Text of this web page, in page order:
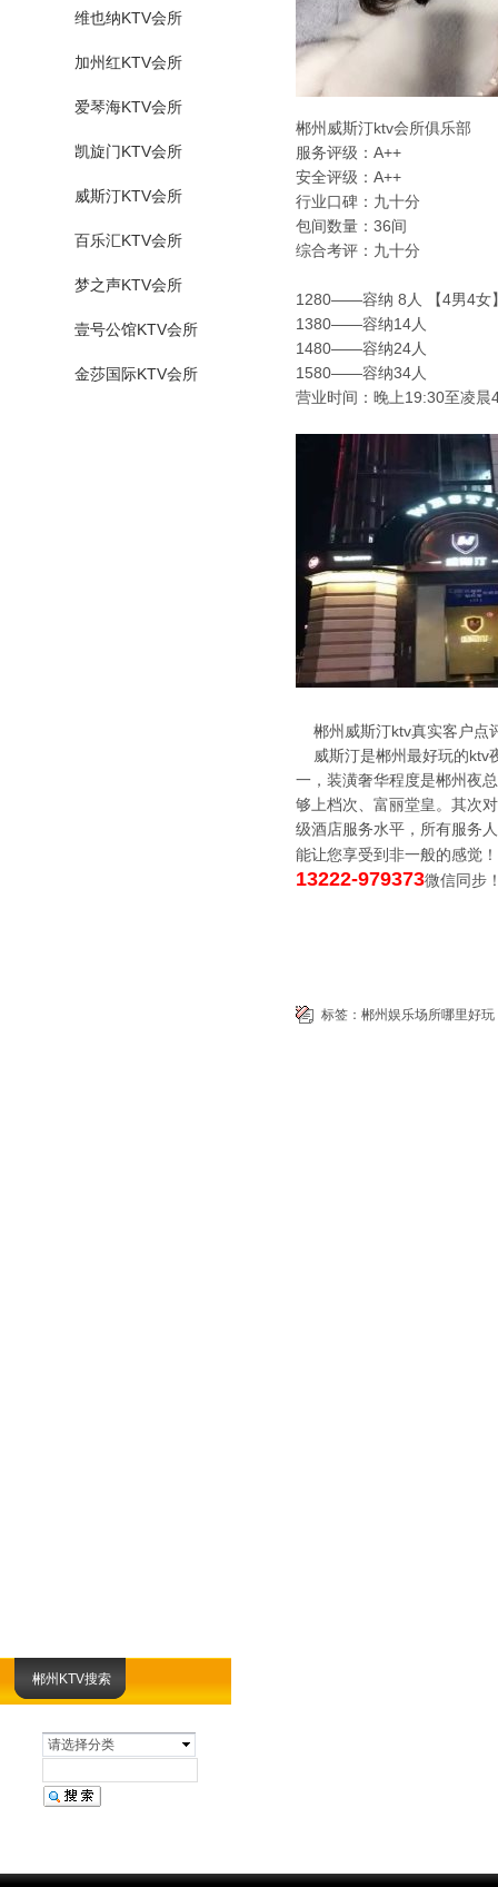
郴州KTV搜索
请选择分类
维也纳KTV会所
加州红KTV会所
爱琴海KTV会所
凯旋门KTV会所
威斯汀KTV会所
百乐汇KTV会所
梦之声KTV会所
壹号公馆KTV会所
金莎国际KTV会所
郴州威斯汀ktv会所俱乐部
服务评级：A++
安全评级：A++
行业口碑：九十分
包间数量：36间
综合考评：九十分
1280——容纳 8人 【4男4女
1380——容纳14人
1480——容纳24人
1580——容纳34人
营业时间：晚上19:30至凌晨
郴州威斯汀ktv真实客户点
威斯汀是郴州最好玩的ktv
一，装潢奢华程度是郴州夜
够上档次、富丽堂皇。其次
级酒店服务水平，所有服务
能让您享受到非一般的感觉
13222-979373微信同步
标签： 郴州娱乐场所哪里好玩